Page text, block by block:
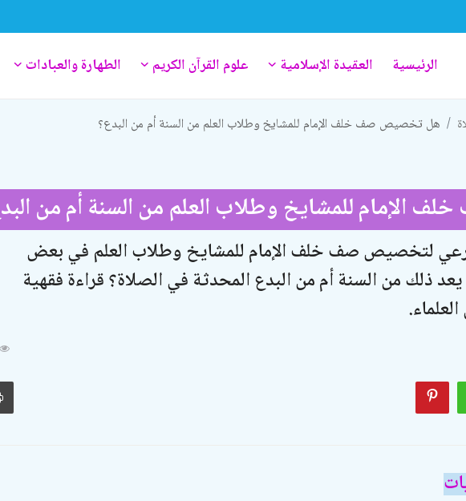
الرئيسية العقيدة الإسلامية علوم القرآن الكريم الطهارة والعبادات
هل تخصيص صف خلف الإمام للمشايخ وطلاب العلم من السنة أم من البدع؟
للمشايخ وطلاب العلم من السنة أم من
لتخصيص صف خلف الإمام للمشايخ وطلاب العلم في بعض
ذلك من السنة أم من البدع المحدثة في الصلاة؟ قراءة فقهية